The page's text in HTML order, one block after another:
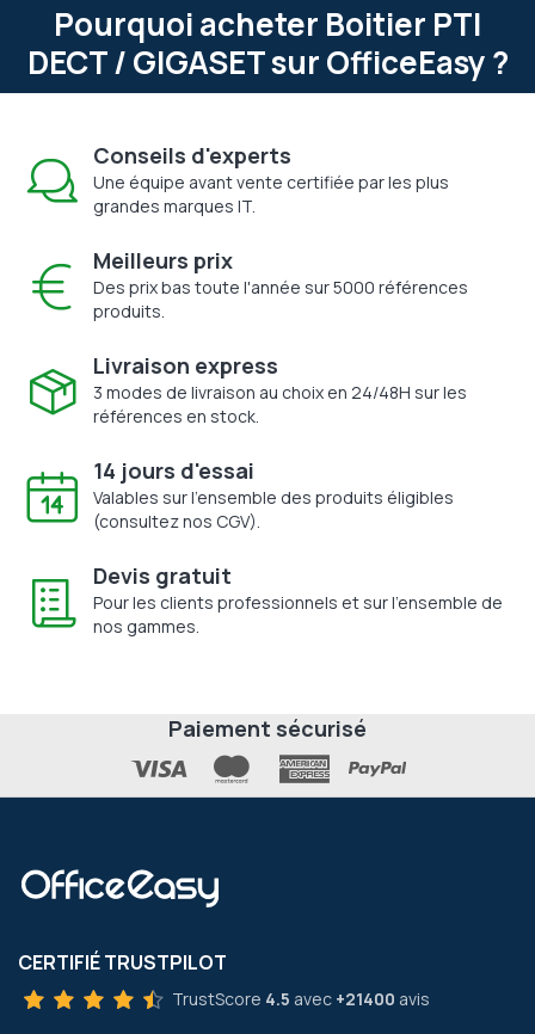
Pourquoi acheter Boitier PTI
DECT / GIGASET sur OfficeEasy ?
Conseils d'experts
Une équipe avant vente certifiée par les plus
grandes marques IT.
Meilleurs prix
Des prix bas toute l'année sur 5000 références
produits.
Livraison express
3 modes de livraison au choix en 24/48H sur les
références en stock.
14 jours d'essai
Valables sur l'ensemble des produits éligibles
(consultez nos CGV).
Devis gratuit
Pour les clients professionnels et sur l'ensemble de
nos gammes.
Paiement sécurisé
CERTIFIÉ TRUSTPILOT
TrustScore 4.5 avec +21400 avis